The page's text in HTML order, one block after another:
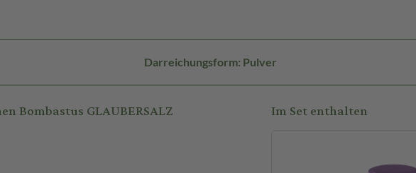
Darreichungsform: Pulver
Bombastus GLAUBERSALZ
Im Set enthalten